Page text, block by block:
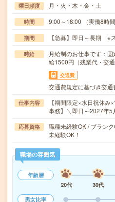
曜日頻度 月・火・木・金・土
時間 9:00～18:00 （実働8時
期間 【急募】即日～長期 ※
時給
月給制のお仕事です：
給1500円（残業代・交
交通費
交通費規定に基づき交通
仕事内容
【期間限定×水日祝休
事務】＼即日～2027年
応募資格
職種未経験OK / ブラン
未経験OK！
職場の雰囲気
年齢層
20代
30代
男女比率